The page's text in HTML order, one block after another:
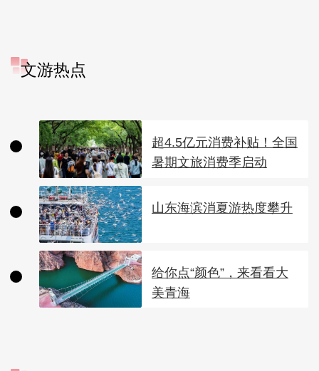
文游热点
超4.5亿元消费补贴！全国
暑期文旅消费季启动
山东海滨消夏游热度攀升
给你点“颜色”，来看看大
美青海